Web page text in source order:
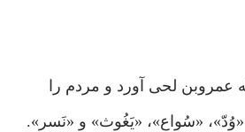
عمروبن لحی آورد و مردم را
«سُواع»، «یَغُوث» و «نَسر».